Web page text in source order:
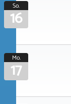
So.
16
Mo.
17